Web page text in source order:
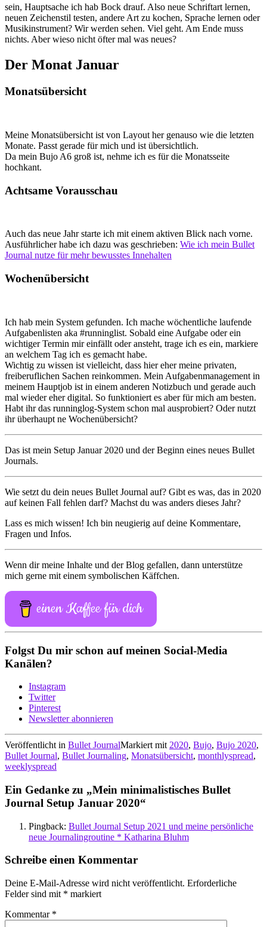
sein, Hauptsache ich hab Bock drauf. Also neue Schriftart lernen,
neuen Zeichenstil testen, andere Art zu kochen, Sprache lernen oder
Musikinstrument? Wir werden sehen. Viel geht. Am Ende muss
nichts. Aber wieso nicht öfter mal was neues?
Der Monat Januar
Monatsübersicht
Meine Monatsübersicht ist von Layout her genauso wie die letzten
Monate. Passt gerade für mich und ist übersichtlich.
Da mein Bujo A6 groß ist, nehme ich es für die Monatsseite
hochkant.
Achtsame Vorausschau
Auch das neue Jahr starte ich mit einem aktiven Blick nach vorne.
Ausführlicher habe ich dazu was geschrieben: Wie ich mein Bullet
Journal nutze für mehr bewusstes Innehalten
Wochenübersicht
Ich hab mein System gefunden. Ich mache wöchentliche laufende
Aufgabenlisten aka #runninglist. Sobald eine Aufgabe oder ein
wichtiger Termin mir einfällt oder ansteht, trage ich es ein, markiere
an welchem Tag ich es gemacht habe.
Wichtig zu wissen ist vielleicht, dass hier eher meine privaten,
freiberuflichen Sachen reinkommen. Mein Aufgabenmanagement in
meinem Hauptjob ist in einem anderen Notizbuch und gerade auch
mal wieder eher digital. So funktioniert es aber für mich am besten.
Habt ihr das runninglog-System schon mal ausprobiert? Oder nutzt
ihr überhaupt ne Wochenübersicht?
Das ist mein Setup Januar 2020 und der Beginn eines neues Bullet
Journals.
Wie setzt du dein neues Bullet Journal auf? Gibt es was, das in 2020
auf keinen Fall fehlen darf? Machst du was anders dieses Jahr?
Lass es mich wissen! Ich bin neugierig auf deine Kommentare,
Fragen und Infos.
Wenn dir meine Inhalte und der Blog gefallen, dann unterstütze
mich gerne mit einem symbolischen Käffchen.
einen Kaffee für dich
Folgst Du mir schon auf meinen Social-Media
Kanälen?
Instagram
Twitter
Pinterest
Newsletter abonnieren
Veröffentlicht in Bullet JournalMarkiert mit 2020, Bujo, Bujo 2020,
Bullet Journal, Bullet Journaling, Monatsübersicht, monthlyspread,
weeklyspread
Ein Gedanke zu „Mein minimalistisches Bullet
Journal Setup Januar 2020“
Pingback: Bullet Journal Setup 2021 und meine persönliche
neue Journalingroutine * Katharina Bluhm
Schreibe einen Kommentar
Deine E-Mail-Adresse wird nicht veröffentlicht. Erforderliche
Felder sind mit * markiert
Kommentar *